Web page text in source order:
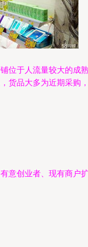
位于人流量较大的
货品大多为近期采购，
创业者、现有商户